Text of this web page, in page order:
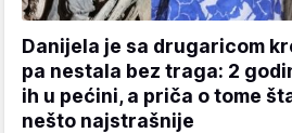
Danijela je sa drugaricom
pa nestala bez traga: 2
ih u pećini, a priča o tome
nešto najstrašnije